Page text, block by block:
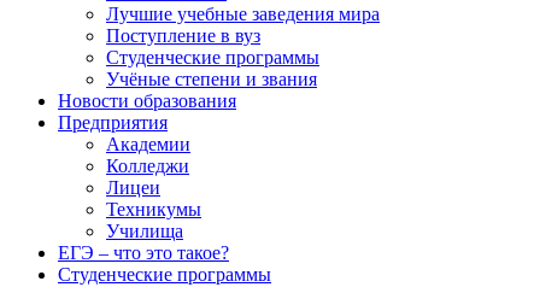
Лучшие учебные заведения мира
Поступление в вуз
Студенческие программы
Учёные степени и звания
Новости образования
Предприятия
Академии
Колледжи
Лицеи
Техникумы
Училища
ЕГЭ – что это такое?
Студенческие программы